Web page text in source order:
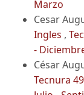
Marzo
Cesar
Ingles ,
-
César
Tecnura 49